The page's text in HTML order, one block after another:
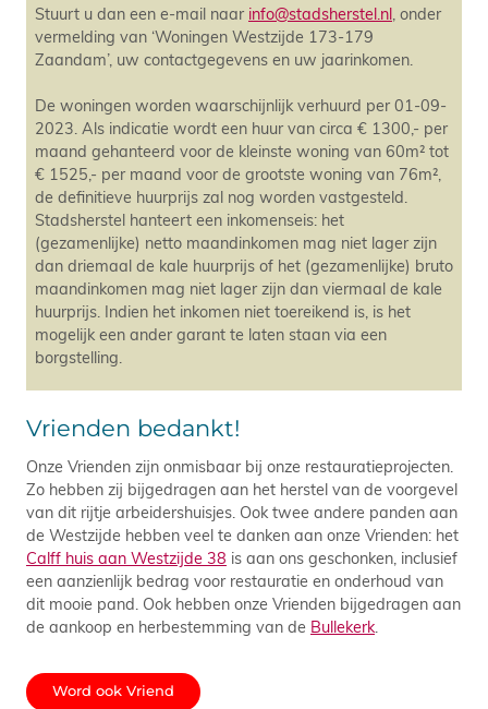
Stuurt u dan een e-mail naar info@stadsherstel.nl , onder
vermelding van ‘Woningen Westzijde 173-179
Zaandam’, uw contactgegevens en uw jaarinkomen.
De woningen worden waarschijnlijk verhuurd per 01-09-
2023. Als indicatie wordt een huur van circa € 1300,- per
maand gehanteerd voor de kleinste woning van 60m² tot
€ 1525,- per maand voor de grootste woning van 76m²,
de definitieve huurprijs zal nog worden vastgesteld.
Stadsherstel hanteert een inkomenseis: het
(gezamenlijke) netto maandinkomen mag niet lager zijn
dan driemaal de kale huurprijs of het (gezamenlijke) bruto
maandinkomen mag niet lager zijn dan viermaal de kale
huurprijs. Indien het inkomen niet toereikend is, is het
mogelijk een ander garant te laten staan via een
borgstelling.
Vrienden bedankt!
Onze Vrienden zijn onmisbaar bij onze restauratieprojecten.
Zo hebben zij bijgedragen aan het herstel van de voorgevel
van dit rijtje arbeidershuisjes. Ook twee andere panden aan
de Westzijde hebben veel te danken aan onze Vrienden: het
Calff huis aan Westzijde 38 is aan ons geschonken, inclusief
een aanzienlijk bedrag voor restauratie en onderhoud van
dit mooie pand. Ook hebben onze Vrienden bijgedragen aan
de aankoop en herbestemming van de Bullekerk
Word ook Vriend